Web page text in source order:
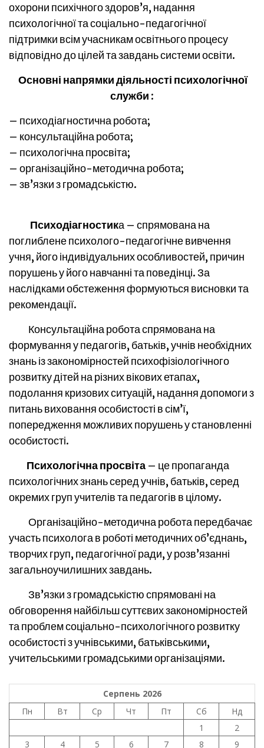
охорони психічного здоров’я, надання
психологічної та соціально-педагогічної
підтримки всім учасникам освітнього процесу
відповідно до цілей та завдань системи освіти.
Основні напрямки діяльності психологічної
служби :
– психодіагностична робота;
– консультаційна робота;
– психологічна просвіта;
– організаційно-методична робота;
– зв’язки з громадськістю.
Психодіагностика – спрямована на
поглиблене психолого-педагогічне вивчення
учня, його індивідуальних особливостей, причин
порушень у його навчанні та поведінці. За
наслідками обстеження формуються висновки та
рекомендації.
Консультаційна робота спрямована на
формування у педагогів, батьків, учнів необхідних
знань із закономірностей психофізіологічного
розвитку дітей на різних вікових етапах,
подолання кризових ситуацій, надання допомоги з
питань виховання особистості в сім’ї,
попередження можливих порушень у становленні
особистості.
Психологічна просвіта – це пропаганда
психологічних знань серед учнів, батьків, серед
окремих груп учителів та педагогів в цілому.
Організаційно-методична робота передбачає
участь психолога в роботі методичних об’єднань,
творчих груп, педагогічної ради, у розв’язанні
загальноучилишних завдань.
Зв’язки з громадськістю спрямовані на
обговорення найбільш суттєвих закономірностей
та проблем соціально-психологічного розвитку
особистості з учнівськими, батьківськими,
учительськими громадськими організаціями.
Серпень 2026
Пн
Вт Ср Чт Пт Сб
Нд
1
2
3
4 5 6 7 8 9